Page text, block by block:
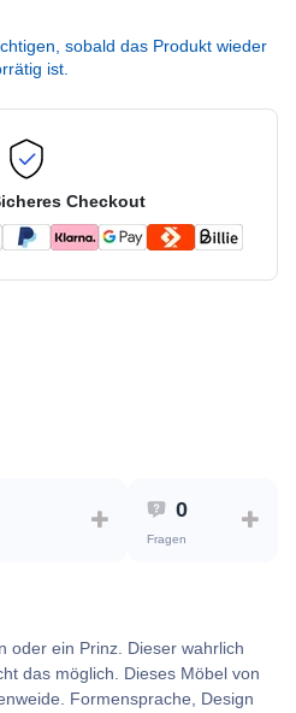
sobald das Produkt wieder
ist.
Checkout
0
Fragen
oder ein Prinz. Dieser wahrlich
das möglich. Dieses Möbel von
Formensprache, Design